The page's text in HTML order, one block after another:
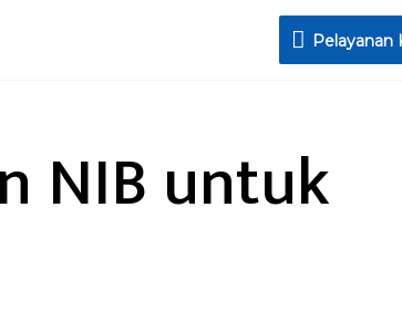
Pelayanan
NIB untuk